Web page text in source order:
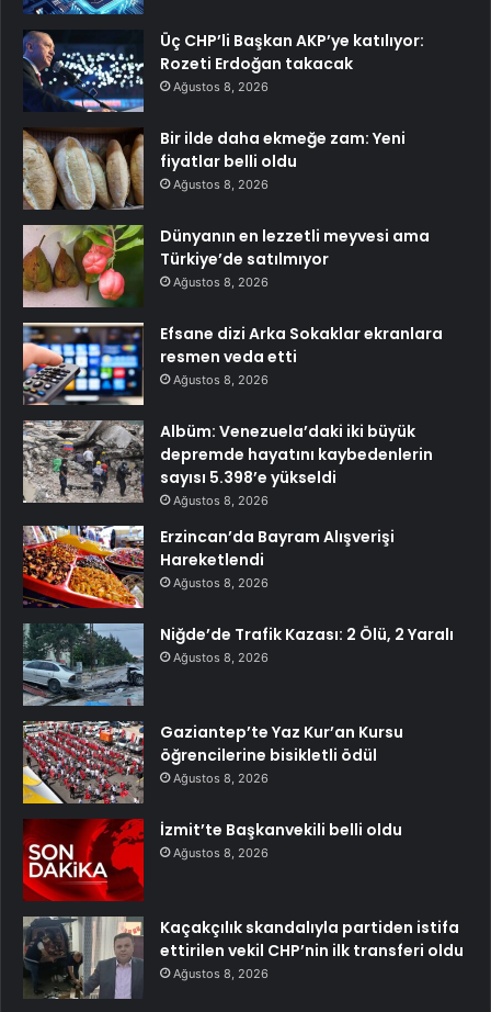
Üç CHP’li Başkan AKP’ye katılıyor:
Rozeti Erdoğan takacak
Ağustos 8, 2026
Bir ilde daha ekmeğe zam: Yeni
fiyatlar belli oldu
Ağustos 8, 2026
Dünyanın en lezzetli meyvesi ama
Türkiye’de satılmıyor
Ağustos 8, 2026
Efsane dizi Arka Sokaklar ekranlara
resmen veda etti
Ağustos 8, 2026
Albüm: Venezuela’daki iki büyük
depremde hayatını kaybedenlerin
sayısı 5.398’e yükseldi
Ağustos 8, 2026
Erzincan’da Bayram Alışverişi
Hareketlendi
Ağustos 8, 2026
Niğde’de Trafik Kazası: 2 Ölü, 2 Yaralı
Ağustos 8, 2026
Gaziantep’te Yaz Kur’an Kursu
öğrencilerine bisikletli ödül
Ağustos 8, 2026
İzmit’te Başkanvekili belli oldu
Ağustos 8, 2026
Kaçakçılık skandalıyla partiden istifa
ettirilen vekil CHP’nin ilk transferi oldu
Ağustos 8, 2026